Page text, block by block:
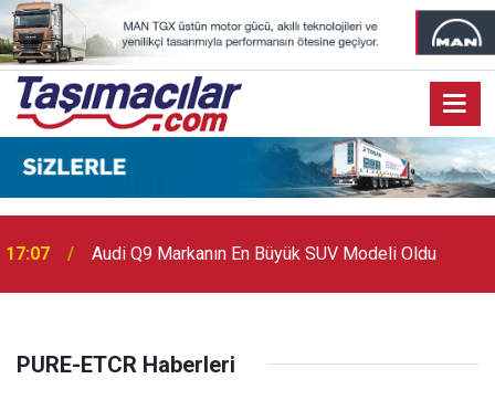
17:07 Audi Q9 Markanın En Büyük SUV Modeli Oldu
PURE-ETCR Haberleri